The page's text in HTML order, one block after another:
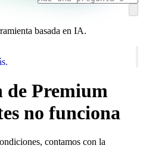
basada en IA.
Premium
no funciona
contamos con la